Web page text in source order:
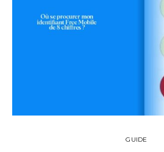
GUIDE